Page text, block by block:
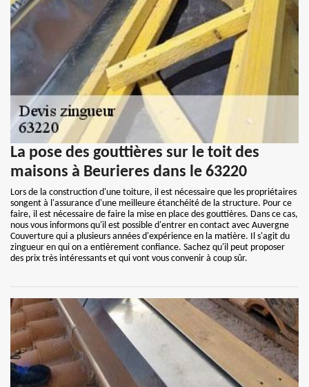
La pose des gouttières sur le toit des
maisons à Beurieres dans le 63220
Lors de la construction d'une toiture, il est nécessaire que les propriétaires
songent à l'assurance d'une meilleure étanchéité de la structure. Pour ce
faire, il est nécessaire de faire la mise en place des gouttières. Dans ce cas,
nous vous informons qu'il est possible d'entrer en contact avec Auvergne
Couverture qui a plusieurs années d'expérience en la matière. Il s'agit du
zingueur en qui on a entièrement confiance. Sachez qu'il peut proposer
des prix très intéressants et qui vont vous convenir à coup sûr.